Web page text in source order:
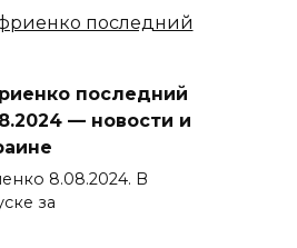
последний
— новости и
8.08.2024. В
за